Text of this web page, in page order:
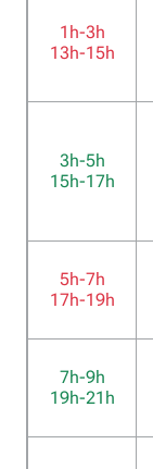
1h-3h
13h-15h
3h-5h
15h-17h
5h-7h
17h-19h
7h-9h
19h-21h